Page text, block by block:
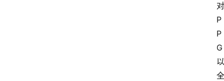
对
P
P
G
以
全